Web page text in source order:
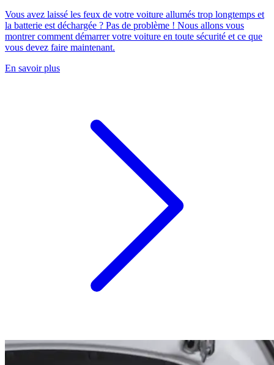
Vous avez laissé les feux de votre voiture allumés trop longtemps et
la batterie est déchargée ? Pas de problème ! Nous allons vous
montrer comment démarrer votre voiture en toute sécurité et ce que
vous devez faire maintenant.
En savoir plus